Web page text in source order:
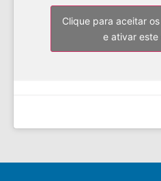
Clique para aceitar
e ativar